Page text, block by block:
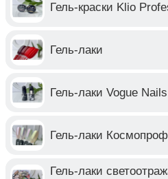
Гель-краски Klio
Гель-лаки
Гель-лаки Vogue Nails
Гель-лаки
Гель-лаки